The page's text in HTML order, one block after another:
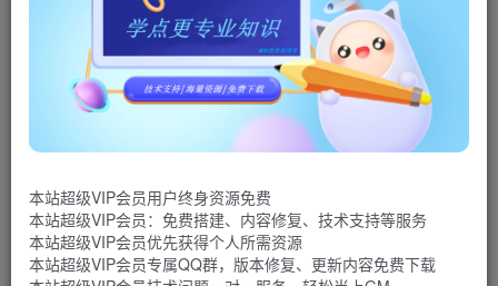
火影战记奥特曼一款经典团战格斗游戏。超多熟悉而又
怀念的经典人物角色，更有新的人物mod,全新技能mod,超强
打击感，拳拳到肉，尽情释放。
游戏截图
本站超级VIP会员用户终身资源免费
本站超级VIP会员：免费搭建、内容修复、技术支持等服务
本站超级VIP会员优先获得个人所需资源
本站超级VIP会员专属QQ群，版本修复、更新内容免费下载